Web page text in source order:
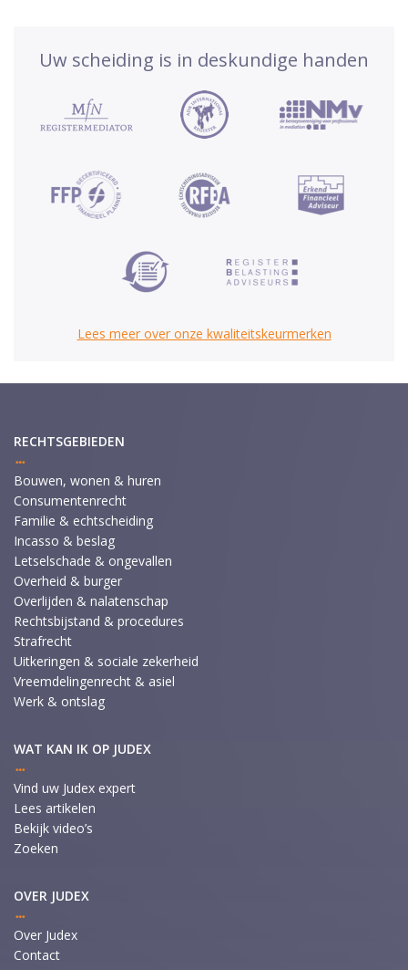
Uw scheiding is in deskundige handen
Lees meer over onze kwaliteitskeurmerken
RECHTSGEBIEDEN
Bouwen, wonen & huren
Consumentenrecht
Familie & echtscheiding
Incasso & beslag
Letselschade & ongevallen
Overheid & burger
Overlijden & nalatenschap
Rechtsbijstand & procedures
Strafrecht
Uitkeringen & sociale zekerheid
Vreemdelingenrecht & asiel
Werk & ontslag
WAT KAN IK OP JUDEX
Vind uw Judex expert
Lees artikelen
Bekijk video’s
Zoeken
OVER JUDEX
Over Judex
Contact